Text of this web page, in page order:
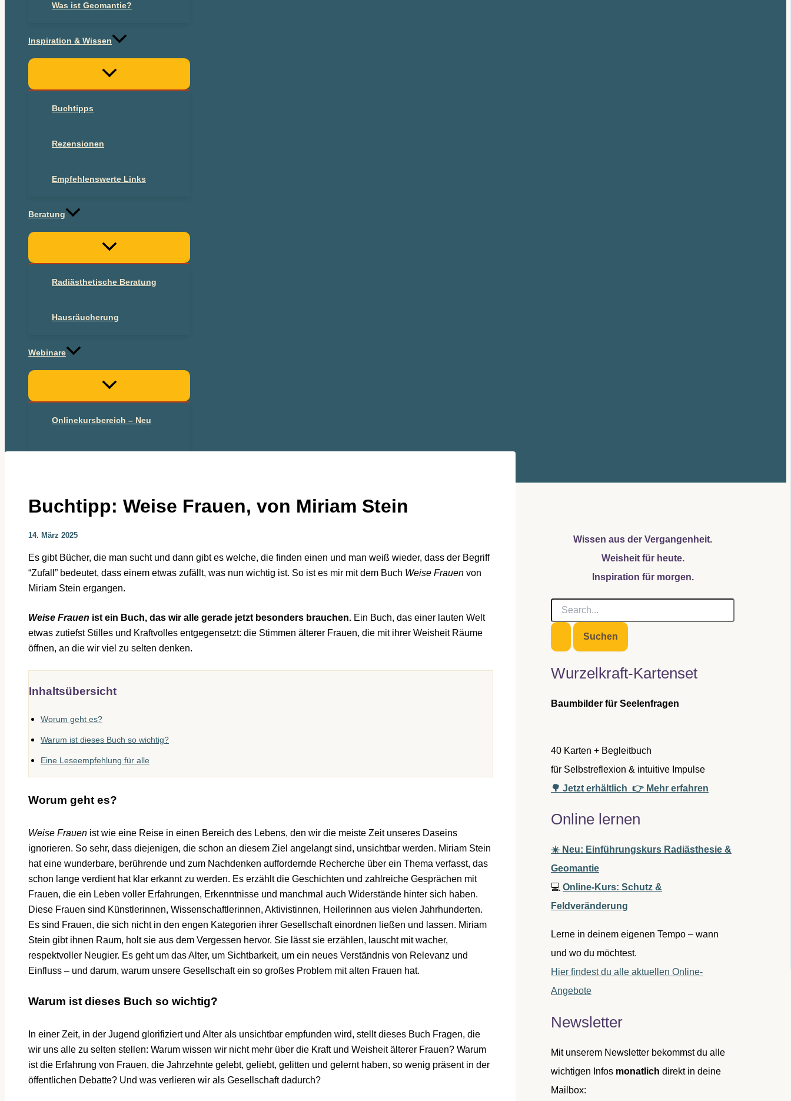
Was ist Geomantie?
Inspiration & Wissen
Buchtipps
Rezensionen
Empfehlenswerte Links
Beratung
Radiästhetische Beratung
Hausräucherung
Webinare
Onlinekursbereich – Neu
Buchtipp: Weise Frauen, von Miriam Stein
14. März 2025
Es gibt Bücher, die man sucht und dann gibt es welche, die finden einen und man weiß wieder, dass der Begriff
“Zufall” bedeutet, dass einem etwas zufällt, was nun wichtig ist. So ist es mir mit dem Buch Weise Frauen von
Miriam Stein ergangen.
Weise Frauen ist ein Buch, das wir alle gerade jetzt besonders brauchen. Ein Buch, das einer lauten Welt
etwas zutiefst Stilles und Kraftvolles entgegensetzt: die Stimmen älterer Frauen, die mit ihrer Weisheit Räume
öffnen, an die wir viel zu selten denken.
Inhaltsübersicht
Worum geht es?
Warum ist dieses Buch so wichtig?
Eine Leseempfehlung für alle
Worum geht es?
Weise Frauen ist wie eine Reise in einen Bereich des Lebens, den wir die meiste Zeit unseres Daseins
ignorieren. So sehr, dass diejenigen, die schon an diesem Ziel angelangt sind, unsichtbar werden. Miriam Stein
hat eine wunderbare, berührende und zum Nachdenken auffordernde Recherche über ein Thema verfasst, das
schon lange verdient hat klar erkannt zu werden. Es erzählt die Geschichten und zahlreiche Gesprächen mit
Frauen, die ein Leben voller Erfahrungen, Erkenntnisse und manchmal auch Widerstände hinter sich haben.
Diese Frauen sind Künstlerinnen, Wissenschaftlerinnen, Aktivistinnen, Heilerinnen aus vielen Jahrhunderten.
Es sind Frauen, die sich nicht in den engen Kategorien ihrer Gesellschaft einordnen ließen und lassen. Miriam
Stein gibt ihnen Raum, holt sie aus dem Vergessen hervor. Sie lässt sie erzählen, lauscht mit wacher,
respektvoller Neugier. Es geht um das Alter, um Sichtbarkeit, um ein neues Verständnis von Relevanz und
Einfluss – und darum, warum unsere Gesellschaft ein so großes Problem mit alten Frauen hat.
Warum ist dieses Buch so wichtig?
In einer Zeit, in der Jugend glorifiziert und Alter als unsichtbar empfunden wird, stellt dieses Buch Fragen, die
wir uns alle zu selten stellen: Warum wissen wir nicht mehr über die Kraft und Weisheit älterer Frauen? Warum
ist die Erfahrung von Frauen, die Jahrzehnte gelebt, geliebt, gelitten und gelernt haben, so wenig präsent in der
öffentlichen Debatte? Und was verlieren wir als Gesellschaft dadurch?
Wissen aus der Vergangenheit.
Weisheit für heute.
Inspiration für morgen.
S
c
e
n
c
h
Wurzelkraft-Kartenset
Baumbilder für Seelenfragen
40 Karten + Begleitbuch
für Selbstreflexion & intuitive Impulse
🌳 Jetzt erhältlich 👉 Mehr erfahren
Online lernen
☀️ Neu: Einführungskurs Radiästhesie &
Geomantie
💻 Online-Kurs: Schutz &
Feldveränderung
Lerne in deinem eigenen Tempo – wann
und wo du möchtest.
Hier findest du alle aktuellen Online-
Angebote
Newsletter
Mit unserem Newsletter bekommst du alle
wichtigen Infos monatlich direkt in deine
Mailbox: